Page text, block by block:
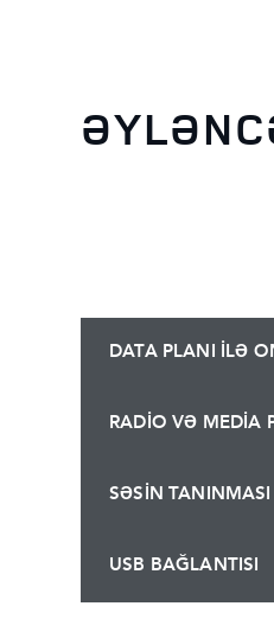
DATA PLANI İLƏ
RADİO VƏ MEDİA
SƏSİN TANINMASI
USB BAĞLANTISI